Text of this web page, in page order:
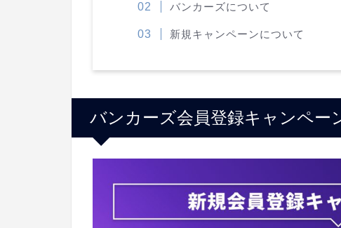
バンカーズについて
新規キャンペーンについて
バンカーズ会員登録キャンペー